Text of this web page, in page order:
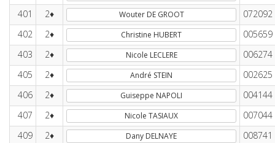
401
2♦ Wouter DE GROOT
072092
402
2♦ Christine HUBERT
005659
403
2♦ Nicole LECLERE
006274
405
2♦ André STEIN
002625
406
2♦ Guiseppe NAPOLI
004144
407
2♦ Nicole TASIAUX
007044
409
2♦ Dany DELNAYE
008741